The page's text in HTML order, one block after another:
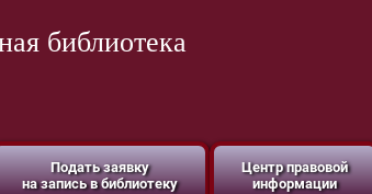
библиотека
Подать заявку
на запись в библиотеку
Центр правовой
информации